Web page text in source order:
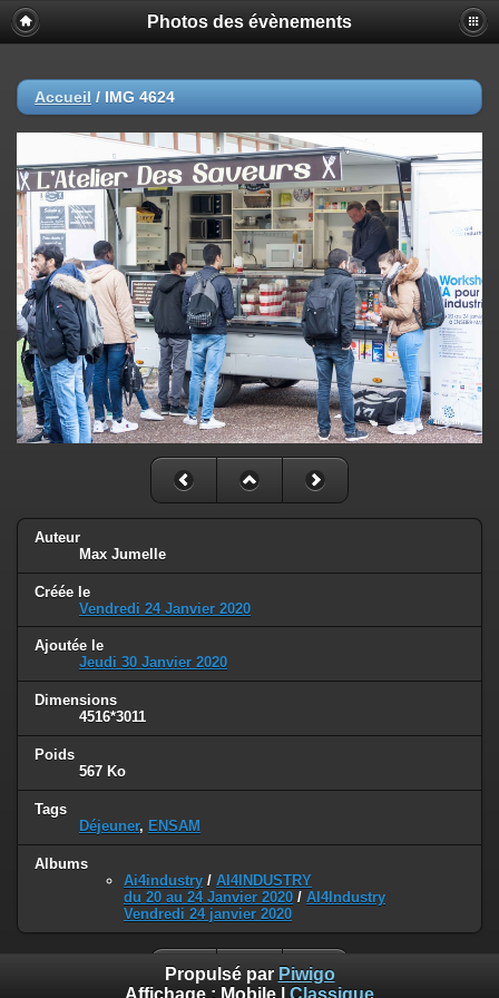
Photos des évènements
Accueil / IMG 4624
Auteur
Max Jumelle
Créée le
Vendredi 24 Janvier 2020
Ajoutée le
Jeudi 30 Janvier 2020
Dimensions
4516*3011
Poids
567 Ko
Tags
Déjeuner, ENSAM
Albums
Ai4industry / AI4INDUSTRY
du 20 au 24 Janvier 2020 / AI4Industry
Vendredi 24 janvier 2020
Propulsé par Piwigo